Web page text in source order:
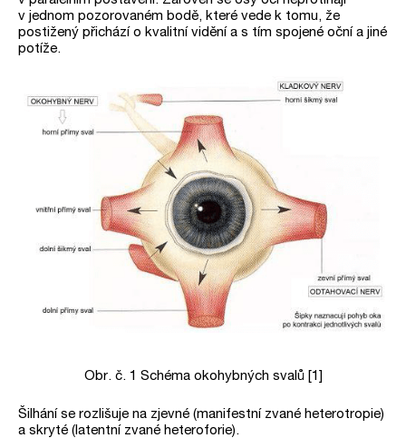
v jednom pozorovaném bodě, které vede k tomu, že
postižený přichází o kvalitní vidění a s tím spojené oční a jiné
potíže.
Obr. č. 1 Schéma okohybných svalů [1]
Šilhání se rozlišuje na zjevné (manifestní zvané heterotropie)
a skryté (latentní zvané heteroforie).